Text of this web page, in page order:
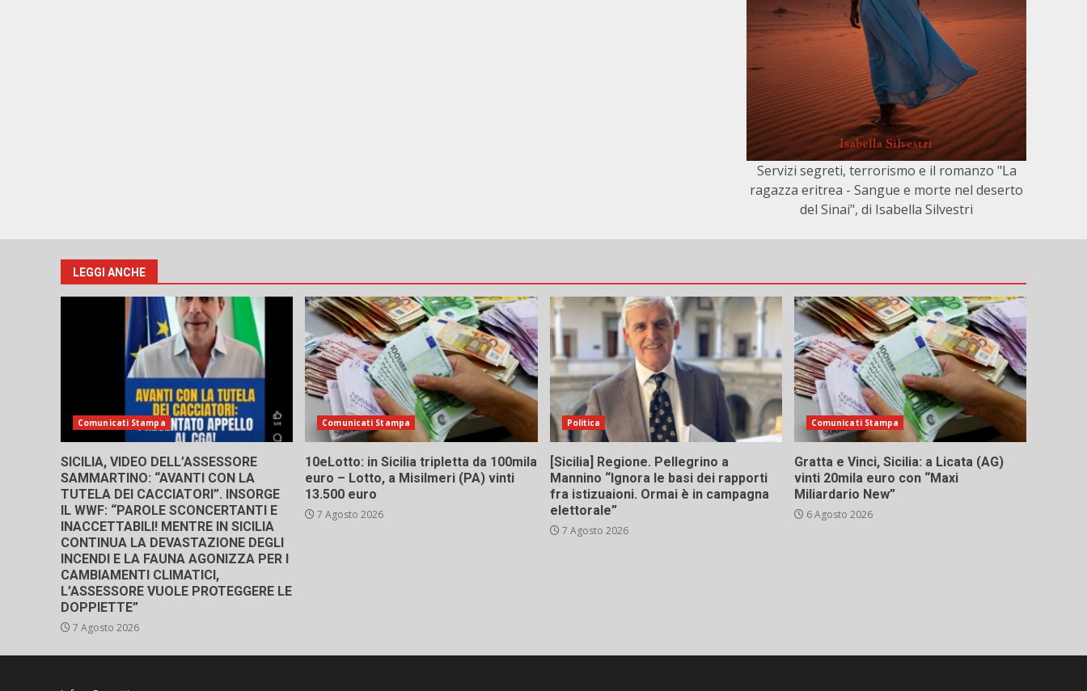
Servizi segreti, terrorismo e il romanzo "La
ragazza eritrea - Sangue e morte nel deserto
del Sinai", di Isabella Silvestri
LEGGI ANCHE
Comunicati Stampa
SICILIA, VIDEO DELL’ASSESSORE
SAMMARTINO: “AVANTI CON LA
TUTELA DEI CACCIATORI”. INSORGE
IL WWF: “PAROLE SCONCERTANTI E
INACCETTABILI! MENTRE IN SICILIA
CONTINUA LA DEVASTAZIONE DEGLI
INCENDI E LA FAUNA AGONIZZA PER I
CAMBIAMENTI CLIMATICI,
L’ASSESSORE VUOLE PROTEGGERE LE
DOPPIETTE”
7 Agosto 2026
Comunicati Stampa
10eLotto: in Sicilia tripletta da 100mila
euro – Lotto, a Misilmeri (PA) vinti
13.500 euro
7 Agosto 2026
Politica
[Sicilia] Regione. Pellegrino a
Mannino “Ignora le basi dei rapporti
fra istizuaioni. Ormai è in campagna
elettorale”
7 Agosto 2026
Comunicati Stampa
Gratta e Vinci, Sicilia: a Licata (AG)
vinti 20mila euro con “Maxi
Miliardario New”
6 Agosto 2026